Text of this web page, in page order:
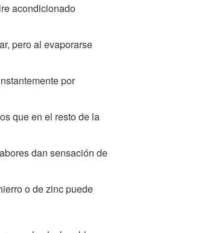
acondicionado
pero al evaporarse
por
que en el resto de la
dan sensación de
o de zinc puede